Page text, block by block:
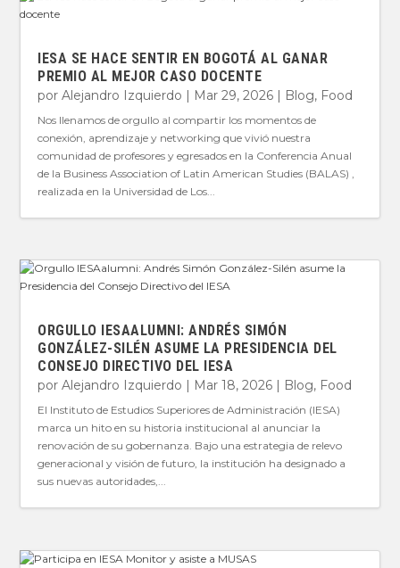
IESA SE HACE SENTIR EN BOGOTÁ AL GANAR
PREMIO AL MEJOR CASO DOCENTE
porAlejandro Izquierdo | Mar 29, 2026 | Blog, Food
Nos llenamos de orgullo al compartir los momentos de
conexión, aprendizaje y networking que vivió nuestra
comunidad de profesores y egresados en la Conferencia Anual
de la Business Association of Latin American Studies (BALAS) ,
realizada en la Universidad de Los...
ORGULLO IESAALUMNI: ANDRÉS SIMÓN
GONZÁLEZ-SILÉN ASUME LA PRESIDENCIA DEL
CONSEJO DIRECTIVO DEL IESA
porAlejandro Izquierdo | Mar 18, 2026 | Blog, Food
El Instituto de Estudios Superiores de Administración (IESA)
marca un hito en su historia institucional al anunciar la
renovación de su gobernanza. Bajo una estrategia de relevo
generacional y visión de futuro, la institución ha designado a
sus nuevas autoridades,...